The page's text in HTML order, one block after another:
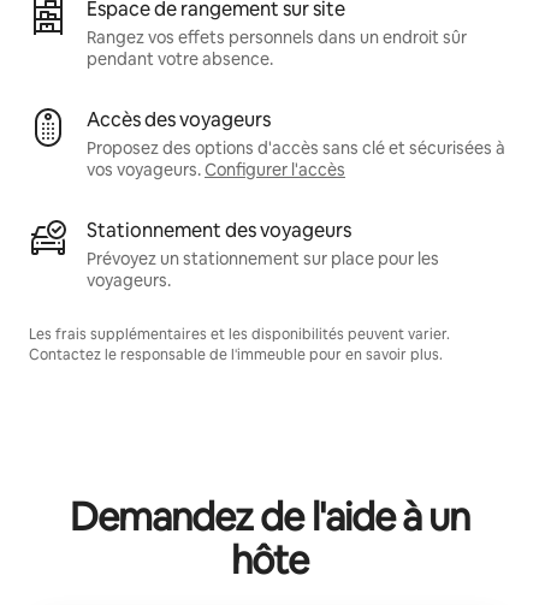
Espace de rangement sur site
Rangez vos effets personnels dans un endroit sûr
pendant votre absence.
Accès des voyageurs
Proposez des options d'accès sans clé et sécurisées à
vos voyageurs.Configurer l'accès
Stationnement des voyageurs
Prévoyez un stationnement sur place pour les
voyageurs.
Les frais supplémentaires et les disponibilités peuvent varier.
Contactez le responsable de l'immeuble pour en savoir plus.
Demandez de l'aide à un
hôte